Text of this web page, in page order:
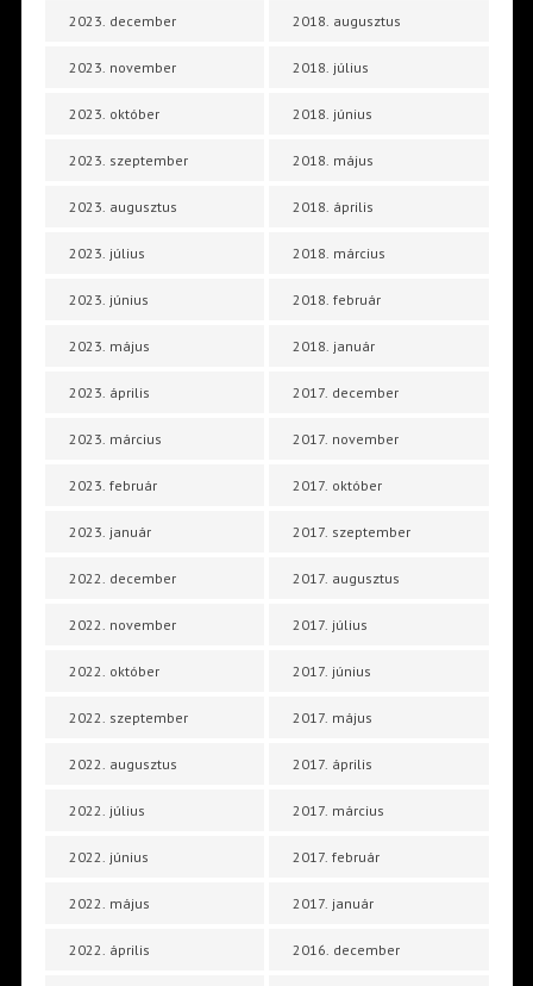
2023. december
2023. november
2023. október
2023. szeptember
2023. augusztus
2023. július
2023. június
2023. május
2023. április
2023. március
2023. február
2023. január
2022. december
2022. november
2022. október
2022. szeptember
2022. augusztus
2022. július
2022. június
2022. május
2022. április
2018. augusztus
2018. július
2018. június
2018. május
2018. április
2018. március
2018. február
2018. január
2017. december
2017. november
2017. október
2017. szeptember
2017. augusztus
2017. július
2017. június
2017. május
2017. április
2017. március
2017. február
2017. január
2016. december